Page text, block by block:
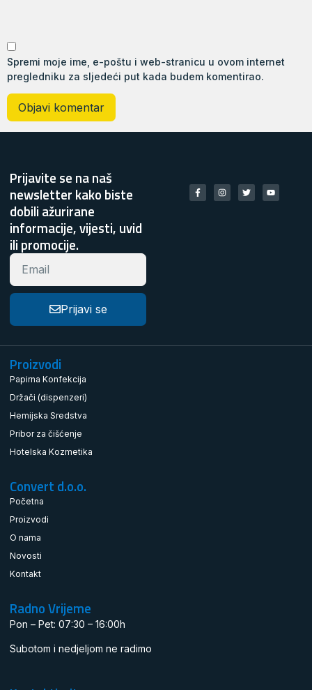
Spremi moje ime, e-poštu i web-stranicu u ovom internet
pregledniku za sljedeći put kada budem komentirao.
Prijavite se na naš
newsletter kako biste
dobili ažurirane
informacije, vijesti, uvid
ili promocije.
Prijavi se
Proizvodi
Papirna Konfekcija
Držači (dispenzeri)
Hemijska Sredstva
Pribor za čišćenje
Hotelska Kozmetika
Convert d.o.o.
Početna
Proizvodi
O nama
Novosti
Kontakt
Radno Vrijeme
Pon – Pet: 07:30 – 16:00h
Subotom i nedjeljom ne radimo